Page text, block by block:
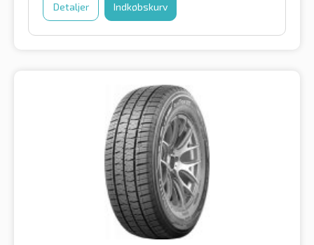
Detaljer Indkøbskurv